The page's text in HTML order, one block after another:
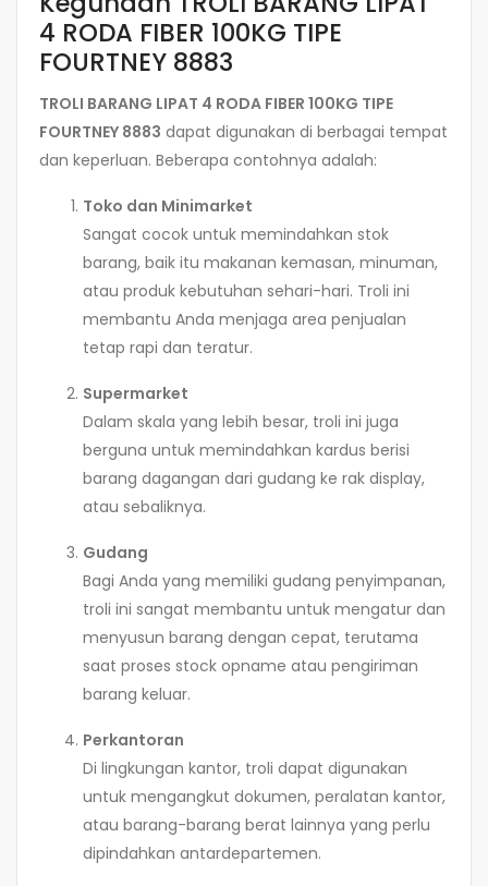
4 RODA FIBER 100KG TIPE
FOURTNEY 8883
TROLI BARANG LIPAT 4 RODA FIBER 100KG TIPE
FOURTNEY 8883 dapat digunakan di berbagai tempat
dan keperluan. Beberapa contohnya adalah:
Toko dan Minimarket
Sangat cocok untuk memindahkan stok
barang, baik itu makanan kemasan, minuman,
atau produk kebutuhan sehari-hari. Troli ini
membantu Anda menjaga area penjualan
tetap rapi dan teratur.
Supermarket
Dalam skala yang lebih besar, troli ini juga
berguna untuk memindahkan kardus berisi
barang dagangan dari gudang ke rak display,
atau sebaliknya.
Gudang
Bagi Anda yang memiliki gudang penyimpanan,
troli ini sangat membantu untuk mengatur dan
menyusun barang dengan cepat, terutama
saat proses stock opname atau pengiriman
barang keluar.
Perkantoran
Di lingkungan kantor, troli dapat digunakan
untuk mengangkut dokumen, peralatan kantor,
atau barang-barang berat lainnya yang perlu
dipindahkan antardepartemen.